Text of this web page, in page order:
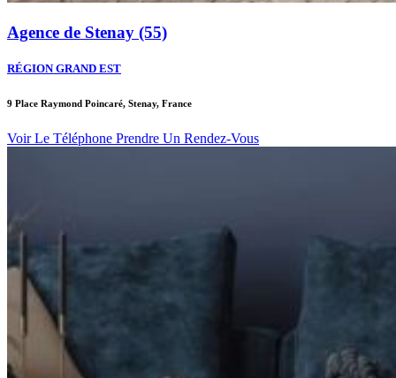
Agence de Stenay (55)
RÉGION GRAND EST
9 Place Raymond Poincaré, Stenay, France
Voir Le Téléphone Prendre Un Rendez-Vous